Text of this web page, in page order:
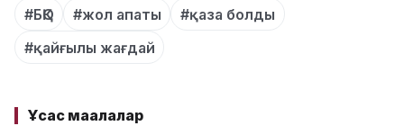
#БҚО #жол апаты
#қаза болды
#қайғылы жағдай
Ұқсас мақалалар